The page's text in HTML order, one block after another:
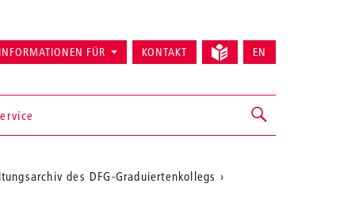
INFORMATIONEN FÜR KONTAKT EN
des DFG-Graduiertenkollegs